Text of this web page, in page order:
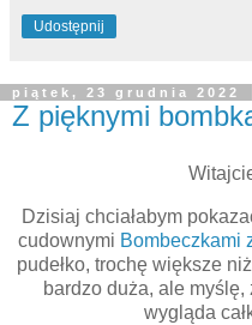
Udostępnij
piątek, 23 grudnia 2022
Z pięknymi
Dzisiaj chciałabym
cudownymi Bombeczkami
pudełko, trochę większe
bardzo duża, ale myślę,
wygląda